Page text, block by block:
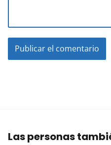
Las personas